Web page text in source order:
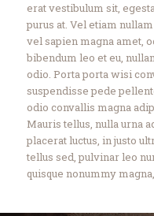
erat vestibulum sit,
purus at. Vel etiam
vel sapien magna amet,
bibendum leo et eu,
odio. Porta porta wisi
suspendisse pede
odio convallis magna
Mauris tellus, nulla urna
placerat luctus, in justo
tellus sed, pulvinar leo
quisque nonummy